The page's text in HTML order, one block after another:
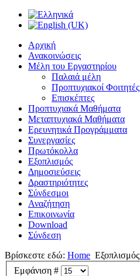
Αρχική
Ανακοινώσεις
Μέλη του Εργαστηρίου
Παλαιά μέλη
Προπτυχιακοί Φοιτητές
Επισκέπτες
Προπτυχιακά Μαθήματα
Μεταπτυχιακά Μαθήματα
Ερευνητικά Προγράμματα
Συνεργασίες
Πρωτόκολλα
Εξοπλισμός
Δημοσιεύσεις
Δραστηριότητες
Σύνδεσμοι
Αναζήτηση
Επικοινωνία
Download
Σύνδεση
Βρίσκεστε εδώ: Home Εξοπλισμός
Εμφάνιση #